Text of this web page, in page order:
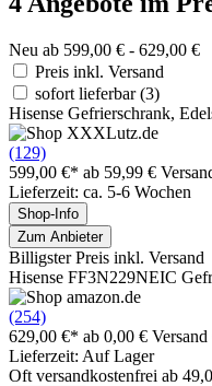
Neu ab 599,00 € - 629,00 €
Preis inkl. Versand
sofort lieferbar(3)
Hisense Gefrierschrank,
(129)
599,00 €* ab 59,99 €
Lieferzeit: ca. 5-6 Wochen
Shop-Info
Zum Anbieter
Billigster Preis inkl. Versand
Hisense FF3N229NEIC
(254)
629,00 €* ab 0,00 € Versand
Lieferzeit: Auf Lager
Oft versandkostenfrei ab